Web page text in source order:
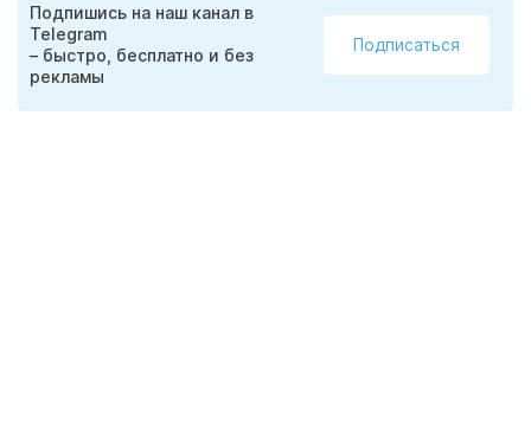
Подпишись на наш канал в
Telegram
– быстро, бесплатно и без
рекламы
Подписаться